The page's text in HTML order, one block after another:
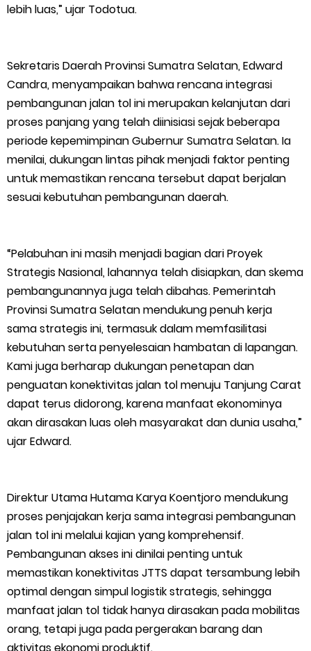
lebih luas,” ujar Todotua.
Sekretaris Daerah Provinsi Sumatra Selatan, Edward
Candra, menyampaikan bahwa rencana integrasi
pembangunan jalan tol ini merupakan kelanjutan dari
proses panjang yang telah diinisiasi sejak beberapa
periode kepemimpinan Gubernur Sumatra Selatan. Ia
menilai, dukungan lintas pihak menjadi faktor penting
untuk memastikan rencana tersebut dapat berjalan
sesuai kebutuhan pembangunan daerah.
“Pelabuhan ini masih menjadi bagian dari Proyek
Strategis Nasional, lahannya telah disiapkan, dan skema
pembangunannya juga telah dibahas. Pemerintah
Provinsi Sumatra Selatan mendukung penuh kerja
sama strategis ini, termasuk dalam memfasilitasi
kebutuhan serta penyelesaian hambatan di lapangan.
Kami juga berharap dukungan penetapan dan
penguatan konektivitas jalan tol menuju Tanjung Carat
dapat terus didorong, karena manfaat ekonominya
akan dirasakan luas oleh masyarakat dan dunia usaha,”
ujar Edward.
Direktur Utama Hutama Karya Koentjoro mendukung
proses penjajakan kerja sama integrasi pembangunan
jalan tol ini melalui kajian yang komprehensif.
Pembangunan akses ini dinilai penting untuk
memastikan konektivitas JTTS dapat tersambung lebih
optimal dengan simpul logistik strategis, sehingga
manfaat jalan tol tidak hanya dirasakan pada mobilitas
orang, tetapi juga pada pergerakan barang dan